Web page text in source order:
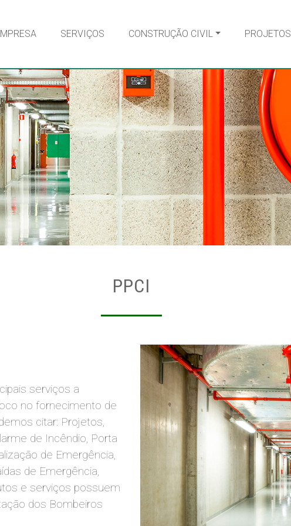
SERVIÇOS CONSTRUÇÃO CIVIL PROJETOS
PPCI
serviços a
no fornecimento de
citar: Projetos,
de Incêndio, Porta
de Emergência,
de Emergência,
e serviços possuem
dos Bombeiros